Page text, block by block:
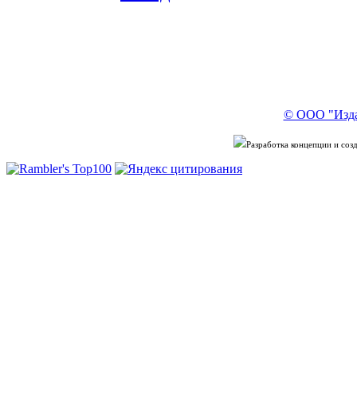
© ООО
Разработка концепции и